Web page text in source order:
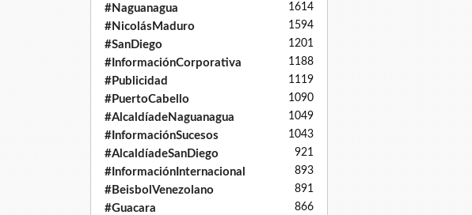
#Naguanagua 1614
#NicolásMaduro 1594
#SanDiego 1201
#InformaciónCorporativa 1188
#Publicidad 1119
#PuertoCabello 1090
#AlcaldíadeNaguanagua 1049
#InformaciónSucesos 1043
#AlcaldíadeSanDiego 921
#InformaciónInternacional 893
#BeisbolVenezolano 891
#Guacara 866